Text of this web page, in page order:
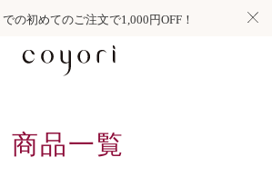
の初めてのご注文で1,000円OFF！
商品一覧